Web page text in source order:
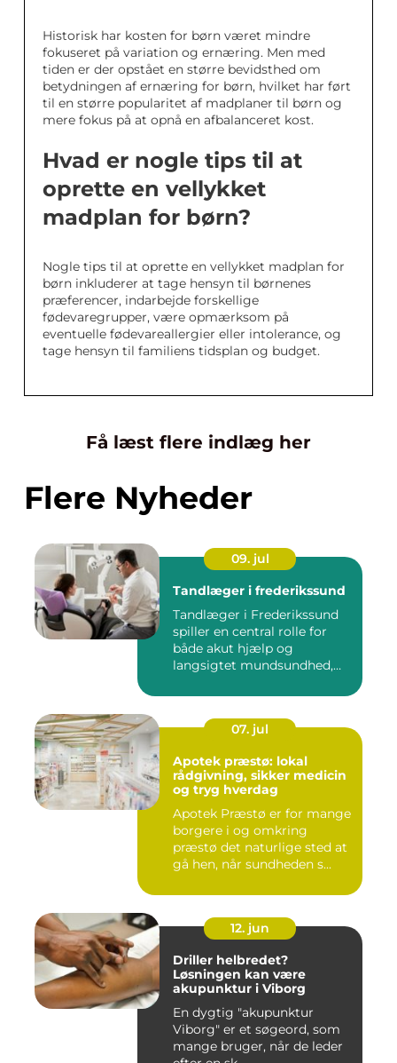
Historisk har kosten for børn været mindre
fokuseret på variation og ernæring. Men med
tiden er der opstået en større bevidsthed om
betydningen af ernæring for børn, hvilket har ført
til en større popularitet af madplaner til børn og
mere fokus på at opnå en afbalanceret kost.
Hvad er nogle tips til at
oprette en vellykket
madplan for børn?
Nogle tips til at oprette en vellykket madplan for
børn inkluderer at tage hensyn til børnenes
præferencer, indarbejde forskellige
fødevaregrupper, være opmærksom på
eventuelle fødevareallergier eller intolerance, og
tage hensyn til familiens tidsplan og budget.
Få læst flere indlæg her
Flere Nyheder
09. jul
Tandlæger i frederikssund
Tandlæger i Frederikssund
spiller en central rolle for
både akut hjælp og
langsigtet mundsundhed,
07. jul
Apotek præstø: lokal
rådgivning, sikker medicin
og tryg hverdag
Apotek Præstø er for mange
borgere i og omkring
præstø det naturlige sted at
gå hen, når sundheden s...
12. jun
Driller helbredet?
Løsningen kan være
akupunktur i Viborg
En dygtig "akupunktur
Viborg" er et søgeord, som
mange bruger, når de leder